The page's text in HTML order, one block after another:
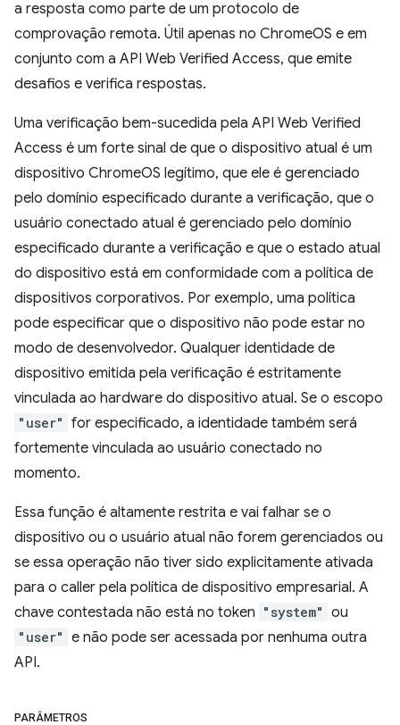
a resposta como parte de um protocolo de
comprovação remota. Útil apenas no ChromeOS e em
conjunto com a API Web Verified Access, que emite
desafios e verifica respostas.
Uma verificação bem-sucedida pela API Web Verified
Access é um forte sinal de que o dispositivo atual é um
dispositivo ChromeOS legítimo, que ele é gerenciado
pelo domínio especificado durante a verificação, que o
usuário conectado atual é gerenciado pelo domínio
especificado durante a verificação e que o estado atual
do dispositivo está em conformidade com a política de
dispositivos corporativos. Por exemplo, uma política
pode especificar que o dispositivo não pode estar no
modo de desenvolvedor. Qualquer identidade de
dispositivo emitida pela verificação é estritamente
vinculada ao hardware do dispositivo atual. Se o escopo
"user" for especificado, a identidade também será
fortemente vinculada ao usuário conectado no
momento.
Essa função é altamente restrita e vai falhar se o
dispositivo ou o usuário atual não forem gerenciados ou
se essa operação não tiver sido explicitamente ativada
para o caller pela política de dispositivo empresarial. A
chave contestada não está no token "system" ou
"user" e não pode ser acessada por nenhuma outra
API.
PARÂMETROS